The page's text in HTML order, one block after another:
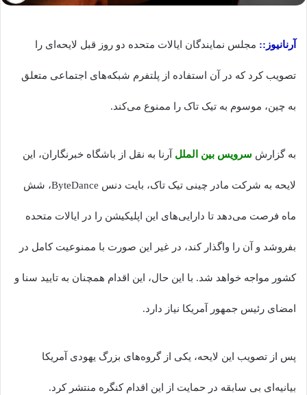
آرنانیوز:: مجلس نمایندگان ایالات متحده دو روز قبل لایحه‌ای را
تصویب کرد که در آن استفاده از پلتفرم شبکه‌های اجتماعی متعلق
به چین، موسوم به تیک تاک را ممنوع می‌کند.
به گزارش سرویس بین الملل آرنا به نقل از باشگاه خبرنگاران، این
لایحه به شرکت مادر چینی تیک تاک، بایت دنس ByteDance، شش
ماه فرصت می‌دهد تا دارایی‌های این اپلیکیشن را در ایالات متحده
بفروشد و آن را واگذار کند، در غیر این صورت با ممنوعیت کامل در
کشور مواجه خواهد شد. با این حال، این اقدام همچنان به تایید سنا و
امضای رئیس جمهور آمریکا نیاز دارد.
پس از تصویب این لایحه، یکی از گروه‌های بزرگ یهودی آمریکا
بیانیه‌ای بی سابقه در حمایت از این اقدام کنگره منتشر کرد.